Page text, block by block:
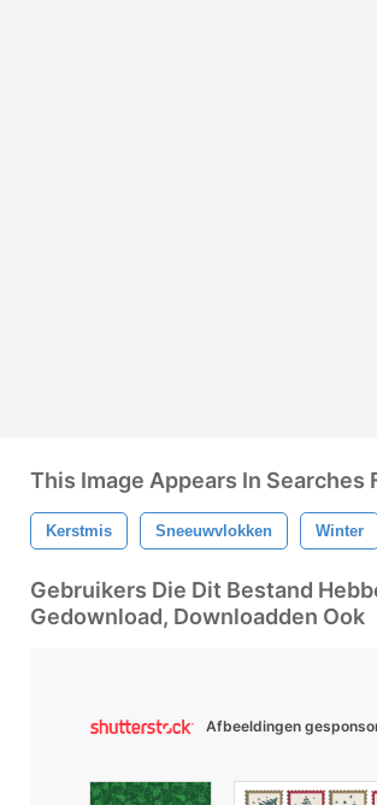
This Image Appears In Searches
Kerstmis Sneeuwvlokken Winter
Gebruikers Die Dit Bestand
Gedownload, Downloadden Ook
Afbeeldingen